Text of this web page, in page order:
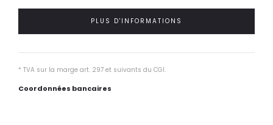
PLUS D'INFORMATIONS
* TVA sur la marge art. 297 et suivants du CGI.
Coordonnées bancaires